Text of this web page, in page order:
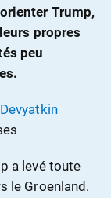
Trump,
propres
peu
a levé toute
le Groenland.